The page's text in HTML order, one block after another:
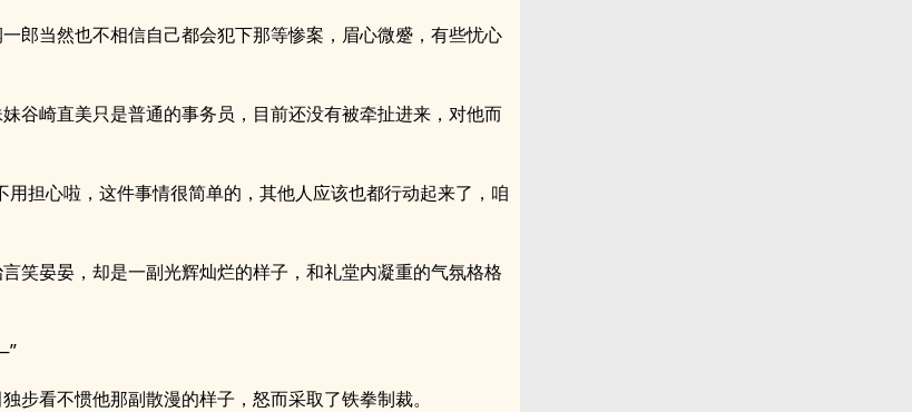
郎当然也不相信自己都会犯下那等惨案，眉心微蹙，有些忧心
谷崎直美只是普通的事务员，目前还没有被牵扯进来，对他而
用担心啦，这件事情很简单的，其他人应该也都行动起来了，咱
笑晏晏，却是一副光辉灿烂的样子，和礼堂内凝重的气氛格格
步看不惯他那副散漫的样子，怒而采取了铁拳制裁。